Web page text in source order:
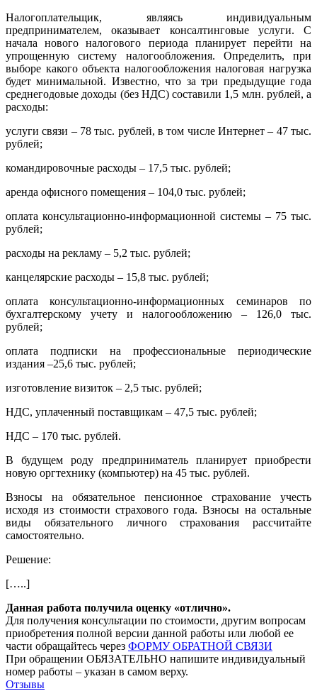
Налогоплательщик, являясь индивидуальным
предпринимателем, оказывает консалтинговые услуги. С
начала нового налогового периода планирует перейти на
упрощенную систему налогообложения. Определить, при
выборе какого объекта налогообложения налоговая нагрузка
будет минимальной. Известно, что за три предыдущие года
среднегодовые доходы (без НДС) составили 1,5 млн. рублей, а
расходы:
услуги связи – 78 тыс. рублей, в том числе Интернет – 47 тыс.
рублей;
командировочные расходы – 17,5 тыс. рублей;
аренда офисного помещения – 104,0 тыс. рублей;
оплата консультационно-информационной системы – 75 тыс.
рублей;
расходы на рекламу – 5,2 тыс. рублей;
канцелярские расходы – 15,8 тыс. рублей;
оплата консультационно-информационных семинаров по
бухгалтерскому учету и налогообложению – 126,0 тыс.
рублей;
оплата подписки на профессиональные периодические
издания –25,6 тыс. рублей;
изготовление визиток – 2,5 тыс. рублей;
НДС, уплаченный поставщикам – 47,5 тыс. рублей;
НДС – 170 тыс. рублей.
В будущем роду предприниматель планирует приобрести
новую оргтехнику (компьютер) на 45 тыс. рублей.
Взносы на обязательное пенсионное страхование учесть
исходя из стоимости страхового года. Взносы на остальные
виды обязательного личного страхования рассчитайте
самостоятельно.
Решение:
[…..]
Данная работа получила оценку «отлично».
Для получения консультации по стоимости, другим вопросам
приобретения полной версии данной работы или любой ее
части обращайтесь через ФОРМУ ОБРАТНОЙ СВЯЗИ
При обращении ОБЯЗАТЕЛЬНО напишите индивидуальный
номер работы – указан в самом верху.
Отзывы